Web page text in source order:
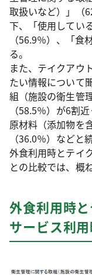
取扱いなど）」（
下、「使用してい
（56.9％）、「
る。
また、テイクアウ
たい情報について
組（施設の衛生管
（58.5％）が6割
原材料（添加物を
（36.0％）などと
外食利用時とテイ
との比較では、概
外食利用時
サービス利